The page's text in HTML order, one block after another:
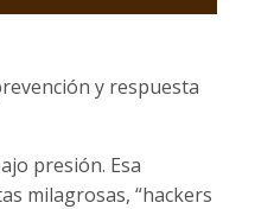
y respuesta
presión. Esa
milagrosas, “hackers